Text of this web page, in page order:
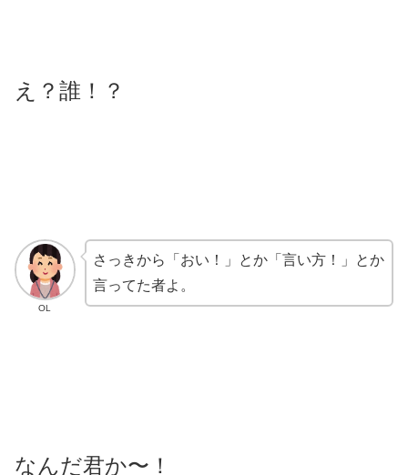
え？誰！？
OL
さっきから「おい！」とか「言い方！」とか
言ってた者よ。
なんだ君か〜！